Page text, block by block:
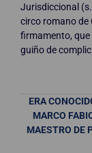
Jurisdiccional
circo romano de
firmamento, que
guiño de
ERA
MARCO
MAESTRO DE